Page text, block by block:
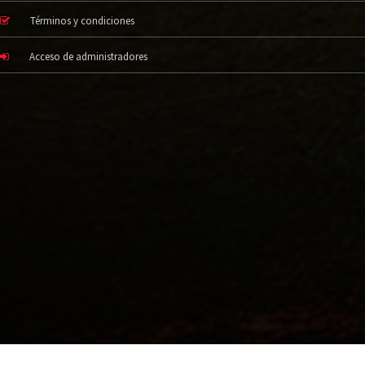
Términos y condiciones
Acceso de administradores